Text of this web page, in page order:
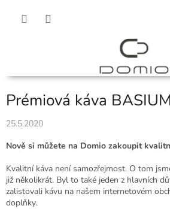
Prémiová káva BASIUM
25.5.2020
Nově si můžete na Domio zakoupit
Kvalitní káva není samozřejmost. O tom
již několikrát. Byl to také jeden z hlavních
zalistovali kávu na našem internetovém
doplňky.